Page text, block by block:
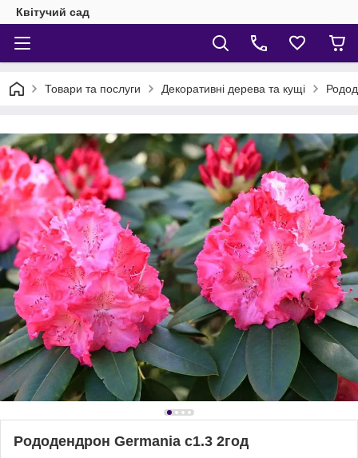
Квітучий сад
Товари та послуги Декоративні дерева та кущі
Рододендрон Germania с1.3 2год